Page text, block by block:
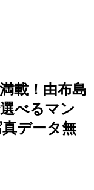
載！由布島
べるマン
データ無